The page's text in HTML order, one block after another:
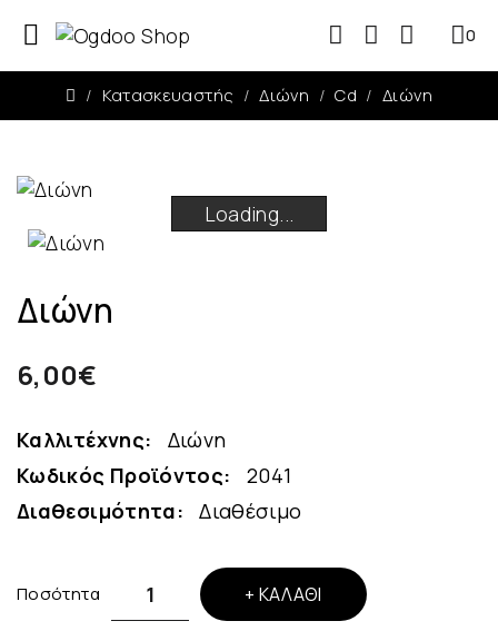
0
Κατασκευαστής Διώνη Cd Διώνη
Loading...
Loading...
Loading...
Loading...
Διώνη
6,00€
Καλλιτέχνης:
Διώνη
Κωδικός Προϊόντος:
2041
Διαθεσιμότητα:
Διαθέσιμο
Ποσότητα ΚΑΛΆΘΙ